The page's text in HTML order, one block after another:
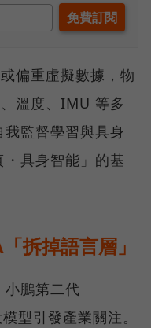
偏重虛擬數據，物
溫度、IMU 等多
監督學習與具身
具身智能」的基
拆掉語言層」
小鵬第二代
型引發產業關注。